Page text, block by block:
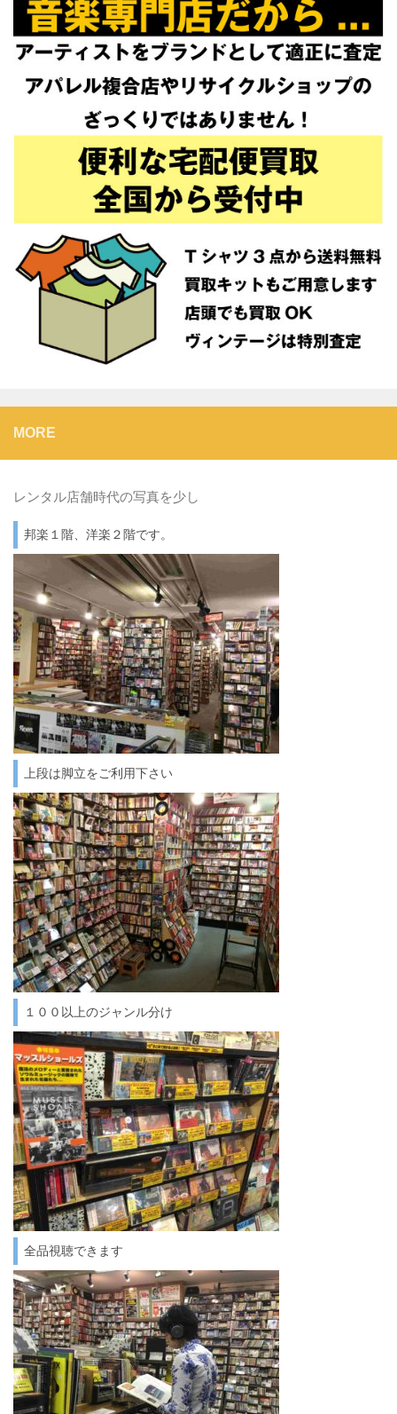
MORE
レンタル店舗時代の写真を少し
邦楽１階、洋楽２階です。
上段は脚立をご利用下さい
１００以上のジャンル分け
全品視聴できます